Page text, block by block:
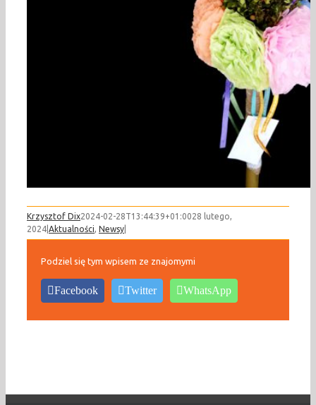
Krzysztof Dix2024-02-28T13:44:39+01:0028 lutego,
2024 Aktualności, Newsy
Podziel się tym wpisem ze znajomymi
Facebook Twitter WhatsApp